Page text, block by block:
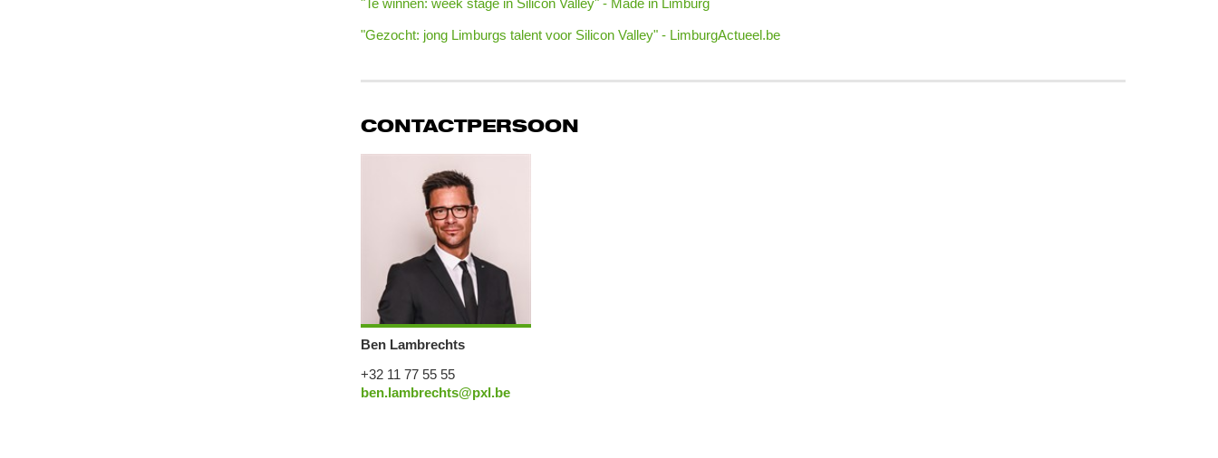
"Te winnen: week stage in Silicon Valley" - Made in Limburg
"Gezocht: jong Limburgs talent voor Silicon Valley" - LimburgActueel.be
CONTACTPERSOON
Ben Lambrechts
+32 11 77 55 55
ben.lambrechts@pxl.be